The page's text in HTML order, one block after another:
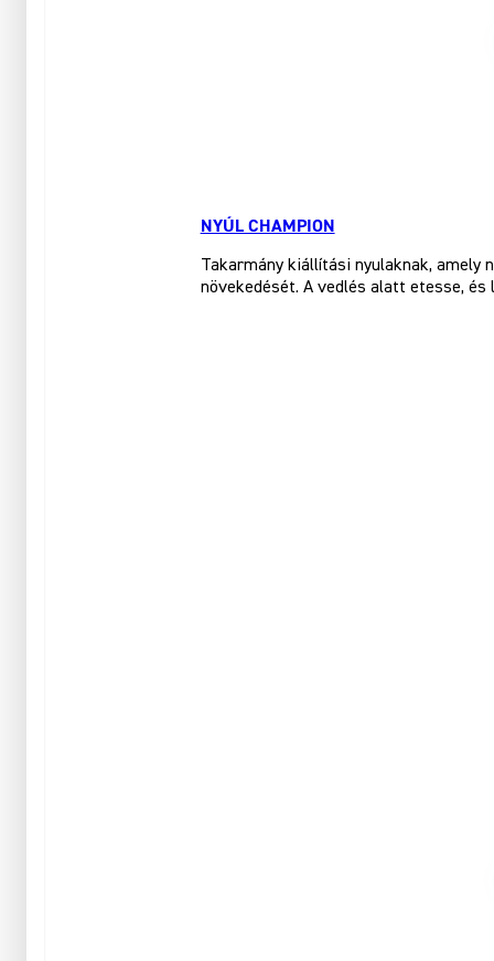
NYÚL CHAMPION
Takarmány kiállítási nyulaknak,
növekedését. A vedlés alatt etesse,